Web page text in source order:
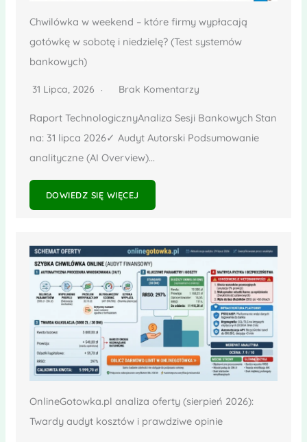
Chwilówka w weekend – które firmy wypłacają
gotówkę w sobotę i niedzielę? (Test systemów
bankowych)
31 Lipca, 2026 Brak Komentarzy
Raport TechnologicznyAnaliza Sesji Bankowych Stan
na: 31 lipca 2026✓ Audyt Autorski Podsumowanie
analityczne (AI Overview)...
DOWIEDZ SIĘ WIĘCEJ
OnlineGotowka.pl analiza oferty (sierpień 2026):
Twardy audyt kosztów i prawdziwe opinie